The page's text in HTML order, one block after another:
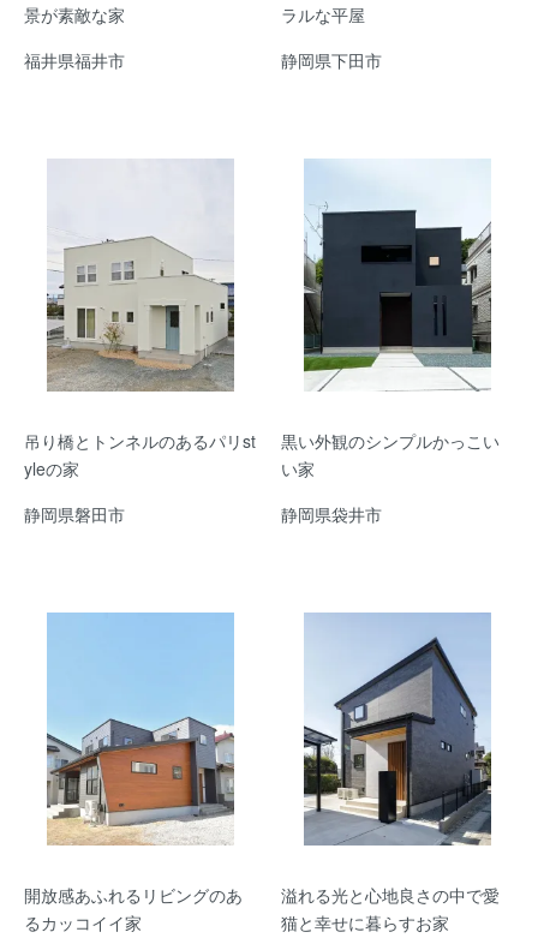
景が素敵な家
福井県福井市
ラルな平屋
静岡県下田市
吊り橋とトンネルのあるパリst
yleの家
静岡県磐田市
黒い外観のシンプルかっこい
い家
静岡県袋井市
開放感あふれるリビングのあ
るカッコイイ家
溢れる光と心地良さの中で愛
猫と幸せに暮らすお家